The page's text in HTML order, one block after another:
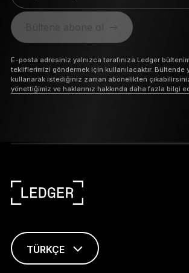
E-posta adresiniz yalnızca tarafınıza Ledger
tekliflerimizi göndermek için kullanılacaktır. Bültende
kullanarak istediğiniz zaman abonelikten
yönettiğimiz ve haklarınız hakkında daha fazla bilgi
TÜRKÇE